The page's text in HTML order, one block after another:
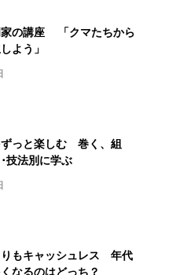
家の講座 「クマたちから
よう」
っと楽しむ 巻く、組
技法別に学ぶ
もキャッシュレス 年代
なるのはどっち？